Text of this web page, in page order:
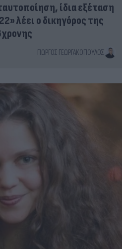
ίδια εξέταση
λέει ο δικηγόρος της
ΓΙΏΡΓΟΣ ΓΕΩΡΓΑΚΌΠΟΥΛΟΣ